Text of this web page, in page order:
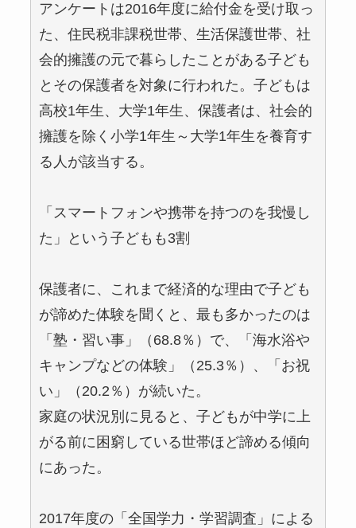
アンケートは2016年度に給付金を受け取っ
た、住民税非課税世帯、生活保護世帯、社
会的擁護の元で暮らしたことがある子ども
とその保護者を対象に行われた。子どもは
高校1年生、大学1年生、保護者は、社会的
擁護を除く小学1年生～大学1年生を養育す
る人が該当する。
「スマートフォンや携帯を持つのを我慢し
た」という子どもも3割
保護者に、これまで経済的な理由で子ども
が諦めた体験を聞くと、最も多かったのは
「塾・習い事」（68.8％）で、「海水浴や
キャンプなどの体験」（25.3％）、「お祝
い」（20.2％）が続いた。
家庭の状況別に見ると、子どもが中学に上
がる前に困窮している世帯ほど諦める傾向
にあった。
2017年度の「全国学力・学習調査」による